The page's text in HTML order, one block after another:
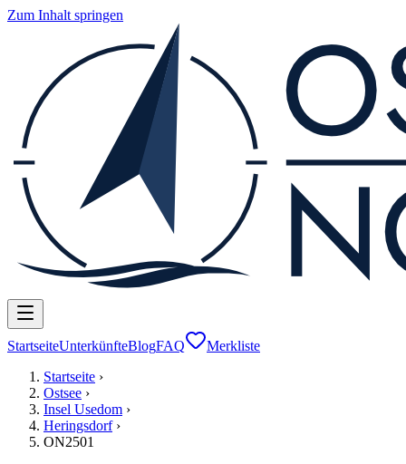
Zum Inhalt springen
StartseiteUnterkünfteBlogFAQ
Merkliste
Startseite ›
Ostsee ›
Insel Usedom ›
Heringsdorf›
ON2501